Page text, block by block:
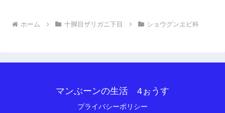
ホーム 十脚目ザリガニ下目 ショウグンエビ科
マンぶーンの生活 4ぉうす
プライバシーポリシー